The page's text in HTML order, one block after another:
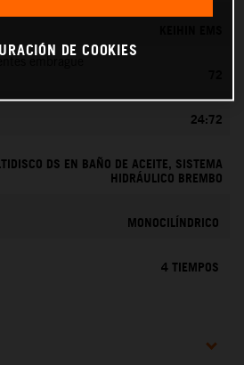
24:72
DS EN BAÑO DE ACEITE, SISTEMA
HIDRÁULICO BREMBO
MONOCILÍNDRICO
4 TIEMPOS
DE COOKIES